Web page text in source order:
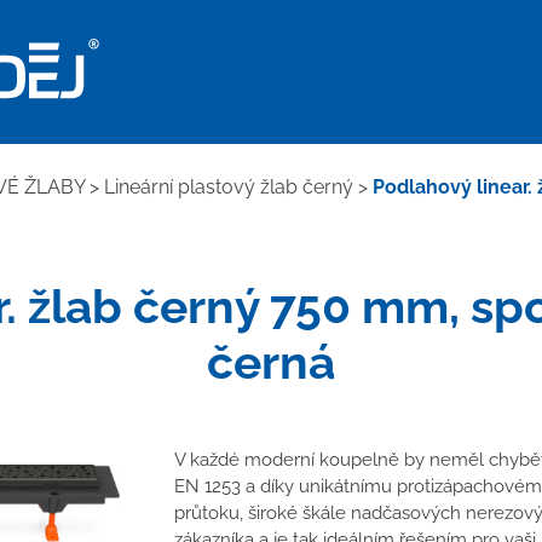
ŽLABY> Lineární plastový žlab černý > Podlahový linear.
žlab černý 750 mm,
černá
V každé moderní koupelně by neměl
EN 1253 a díky unikátnímu
průtoku, široké škále nadčasových